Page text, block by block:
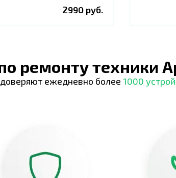
2990 руб.
ремонту техники
ежедневно более 1000